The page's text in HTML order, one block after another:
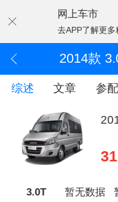
网上车市
去APP了解更多
2014款
综述 文章 参配
3.0T 暂无数据